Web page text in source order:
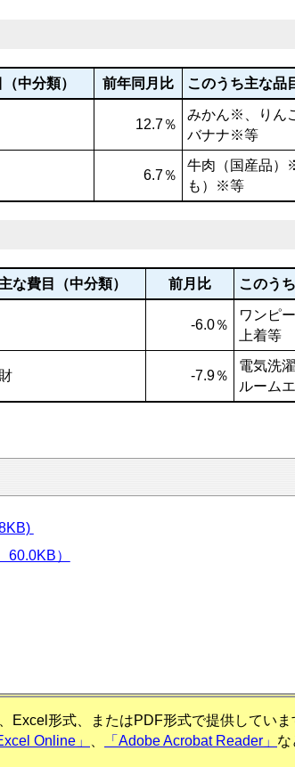
中分類） 前年同月比 このうち主な品
12.7％
みかん※、りん
バナナ※等
6.7％
牛肉（国産品）
も）※等
な費目（中分類） 前月比 このう
-6.0％
ワンピ
上着等
-7.9％
電気洗
ルーム
）
Excel形式、またはPDF形式で提供してい
Online」 「Adobe Acrobat Reader」 な